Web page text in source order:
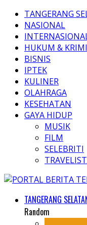
TANGERANG
NASIONAL
HUKUM &
BISNIS
IPTEK
KULINER
OLAHRAGA
KESEHATAN
GAYA HIDUP
MUSIK
FILM
SELEBRITI
TANGERANG
Random